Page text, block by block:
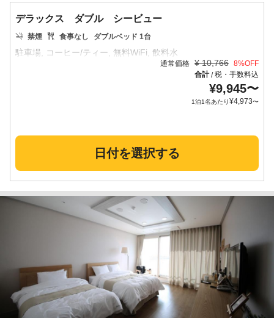
デラックス ダブル シービュー
禁煙 食事なし ダブルベッド 1台
通常価格 ¥ 10,766 8%OFF
合計/税・手数料込
¥9,945〜
1泊1名あたり¥4,973〜
日付を選択する